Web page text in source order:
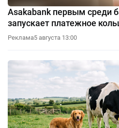
Asakabank первым среди
запускает платежное
Реклама5 августа 13:00